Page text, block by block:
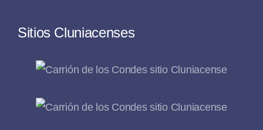
Sitios Cluniacenses